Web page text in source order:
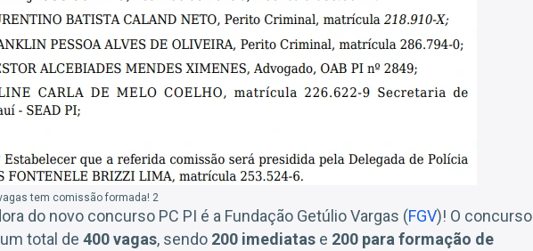
tem comissão formada! 2
do novo concurso PC PI é a Fundação Getúlio Vargas (FGV)! O concurso
total de 400 vagas, sendo 200 imediatas e 200 para formação de